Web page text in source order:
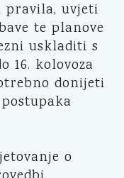
pravila, uvjeti
te planove
uskladiti s
16. kolovoza
donijeti
o